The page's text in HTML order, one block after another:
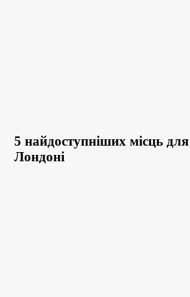
5 найдоступніших місць
Лондоні